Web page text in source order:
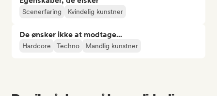
Scenerfaring Kvindelig kunstner
De ønsker ikke at modtage...
Hardcore Techno Mandlig kunstner